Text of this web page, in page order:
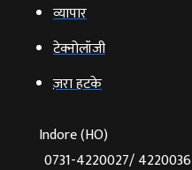
व्‍यापार
टेक्‍नोलॉजी
ज़रा हटके
Indore (HO)
0731-4220027/ 4220036